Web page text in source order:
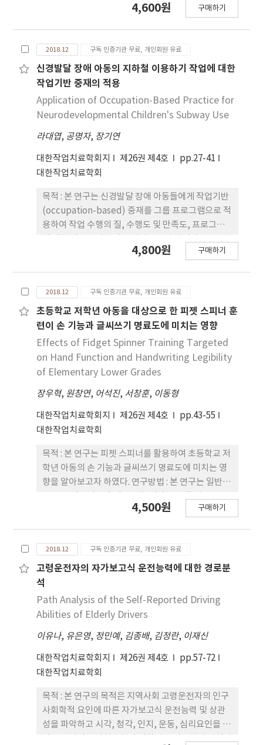
위한 다양한 예방 활동 및 정책이 필요할 것으로 사료
된다.
12월까지 국내·국외학회지에 게재된 논문을 KISS,
‘인지 자극 OR cognitive stimulation’, ‘인지
재활 OR cognitive rehabilitation’, ‘인지 훈련
OR cognitive training’을 사용하였다. 최종적으
로 10개의 논문을 선정하여 분석하였다. 결과 : 선정된
10편의 논문 중 7편에서 중재 후 인지기능에 유의한
향상이 나타났으며, 3편의 연구에서는 인지기능의 향
상은 나타나지 않았으나 뇌파의 활성화, 간병인과 환
자와의 관계 및 간병인의 삶의 질 향상, 시각적 운동
기술 향상이 나타났다. 인지기능 개선효과를 확인을
위한 평가도구는 Mini-Mental State
Examination(MMSE)가 가장 많았으며, 4편의 논문
에서는 치매환자의 삶의 질을 중재 효과로 측정하였
다. 인지중재의 주 대상자는 경도에서 중등도 사이의
치매환자를 대상으로 사용된 것으로 확인되었다. 결
론 : 본 연구를 토대로 임상에서 치료사들이 치매환자
활용될 수 있을 것으로 사료된다.
4,600원 구매하기
2018.12 구독 인증기관 무료, 개인회원 유료
신경발달 장애 아동의 지하철 이용하기 작업에 대한
작업기반 중재의 적용
Application of Occupation-Based Practice for
Neurodevelopmental Children's Subway Use
라대엽, 공명자, 장기연
대한작업치료학회지 제26권 제4호
pp.27-41
대한작업치료학회
목적 : 본 연구는 신경발달 장애 아동들에게 작업기반
(occupation-based) 중재를 그룹 프로그램으로 적
용하여 작업 수행의 질, 수행도 및 만족도, 프로그램
법 : 신경발달 장애 아동 10명을 대상으로, ADOC-
Occupational Performance Measure)을 사용하
여, 모든 클라이언트에게 의미 있고 공통된 작업 목표
를 수립 하였다. ‘지하철 이용’ 작업수행 분석한 후
에 PQRS(Performance Quality Rating Scale)
를 사용하여 작업수행의 질 변화를 조사하였다. 작업
기반 중재는 가장 자연스럽고 실제생활과 비슷한 상
황에서 의미 있는 작업을 직접 수행하며 진행되었다.
실험은 사전평가 1회기, 중재기는 주 1회, 회기당 100
분, 8주간, 총 8회기 진행되었고 사후 평가 1회기 실
시되었다. 결과 : 작업수행의 질인 PQRS에서는 중재
전에 비해 중재 후 38.10의 증가를 보였다. 유지, 보상
및 적응 접근을 적용하여 초기 회기(1~4회기)에 큰 증
가율이 나타났다. COPM의 수행도는 중재 전에 비해
5.80, 만족도는 7.00의 증가가 나타났다. 또한 보호자
인터뷰를 통한 프로그램 만족도에서 높은 점수가 나
타났다. 결론 : 작업기반 중재는 신경발달장애 아동의
할 수 있었다.
4,800원 구매하기
2018.12 구독 인증기관 무료, 개인회원 유료
초등학교 저학년 아동을 대상으로 한 피젯 스피너 훈
련이 손 기능과 글씨쓰기 명료도에 미치는 영향
Effects of Fidget Spinner Training Targeted
on Hand Function and Handwriting Legibility
of Elementary Lower Grades
장우혁, 원창연, 어석진, 서창훈, 이동형
대한작업치료학회지 제26권 제4호
pp.43-55
대한작업치료학회
목적 : 본 연구는 피젯 스피너를 활용하여 초등학교 저
학년 아동의 손 기능과 글씨쓰기 명료도에 미치는 영
향을 알아보고자 하였다. 연구방법 : 본 연구는 일반아
을 대상으로 실험군 12명, 대조군 12명으로 무작위
간, 주 2회, 1회 당 40분씩 총 10회기로 진행하였다.
측정도구로는 중재 전, 후의 손 기능과 글씨쓰기 명료
도의 비교를 위하여 젭슨-테일러 손 기능 검사
(Jebsen-Taylor Hand Function Test; JHFT)와
장악력 검사(Grip Strength Test; GST) 그리고 명
료도 검사(Legibility Test; LT)를 사용하였다. 자료
분석은 Wilcoxon signed rank 검정과 Mann-
Whitney U 검정, 그리고 교차분석의 카이제곱 검정
을 사용하였다. 결과 : 피젯 스피너 훈련은 실험군의
손 기능과 장악력, 글씨쓰기 명료도에 유의한 향상을
보였으며, 실험군과 대조군 사이의 유의한 차이를 보
였다. 결론 : 본 연구는 초등학교 저학년 아동의 손 기
능과 글씨쓰기 명료도를 효과적으로 향상시키는 도구
로써 피젯 스피너의 가치 및 효용성을 확인하였다. 이
4,500원 구매하기
2018.12 구독 인증기관 무료, 개인회원 유료
고령운전자의 자가보고식 운전능력에 대한 경로분
석
Path Analysis of the Self-Reported Driving
Abilities of Elderly Drivers
이유나, 유은영, 정민예, 김종배, 김정란, 이재신
대한작업치료학회지 제26권 제4호
pp.57-72
대한작업치료학회
목적 : 본 연구의 목적은 지역사회 고령운전자의 인구
사회학적 요인에 따른 자가보고식 운전능력 및 상관
성을 파악하고 시각, 청각, 인지, 운동, 심리요인을 바